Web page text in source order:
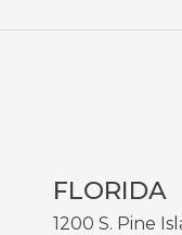
FLORIDA
1200 S. Pine